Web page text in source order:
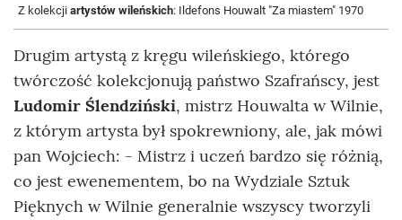
Z kolekcji artystów wileńskich: Ildefons Houwalt "Za miastem" 1970
Drugim artystą z kręgu wileńskiego, którego
twórczość kolekcjonują państwo Szafrańscy, jest
Ludomir Ślendziński, mistrz Houwalta w Wilnie,
z którym artysta był spokrewniony, ale, jak mówi
pan Wojciech: - Mistrz i uczeń bardzo się różnią,
co jest ewenementem, bo na Wydziale Sztuk
Pięknych w Wilnie generalnie wszyscy tworzyli